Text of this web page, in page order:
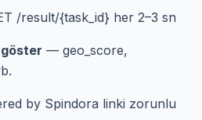
/result/{task_id} her 2–3 sn
göster — geo_score,
by Spindora linki zorunlu